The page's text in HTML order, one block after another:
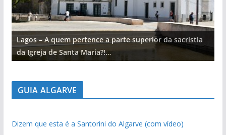
Lagos – A quem pertence a parte superior da sacristia
da Igreja de Santa Maria?!…
GUIA ALGARVE
Dizem que esta é a Santorini do Algarve (com vídeo)